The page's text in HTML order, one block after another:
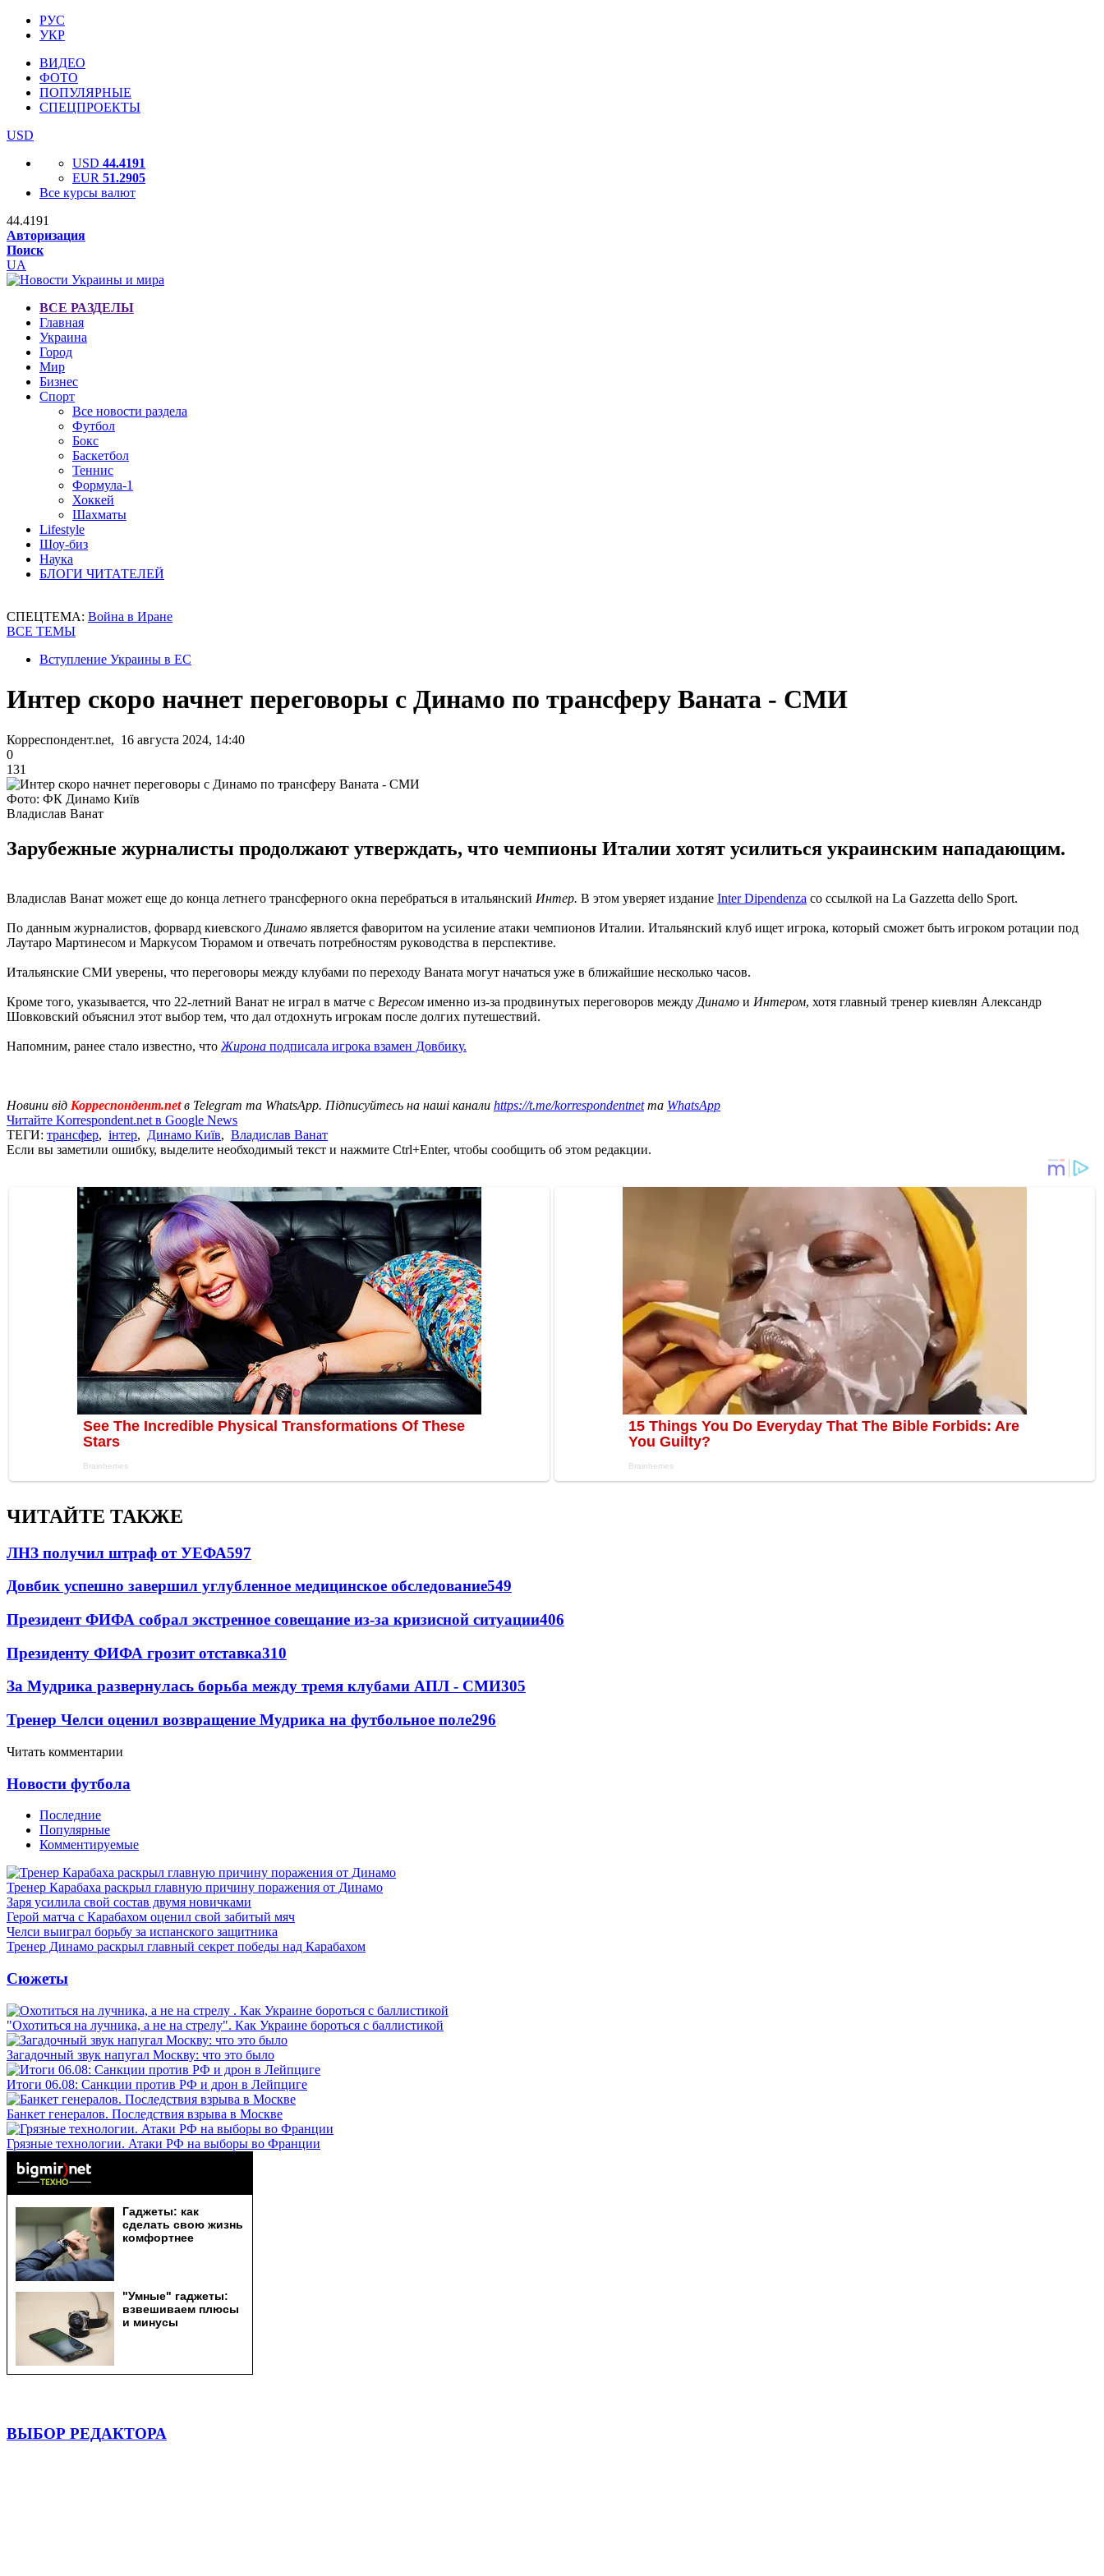
РУС
УКР
ВИДЕО
ФОТО
ПОПУЛЯРНЫЕ
СПЕЦПРОЕКТЫ
USD
USD 44.4191
EUR 51.2905
Все курсы валют
44.4191
Авторизация
Поиск
UA
ВСЕ РАЗДЕЛЫ
Главная
Украина
Город
Мир
Бизнес
Спорт
Все новости раздела
Футбол
Бокс
Баскетбол
Теннис
Формула-1
Хоккей
Шахматы
Lifestyle
Шоу-биз
Наука
БЛОГИ ЧИТАТЕЛЕЙ
СПЕЦТЕМА: Война в Иране
ВСЕ ТЕМЫ
Вступление Украины в ЕС
Интер скоро начнет переговоры с Динамо по трансферу Ваната - СМИ
Корреспондент.net, 16 августа 2024, 14:40
0
131
Фото: ФК Динамо Київ
Владислав Ванат
Зарубежные журналисты продолжают утверждать, что чемпионы Италии хотят усилиться украинским нападающим.
Владислав Ванат может еще до конца летнего трансферного окна перебраться в итальянский Интер. В этом уверяет издание Inter Dipendenza со ссылкой на La Gazzetta dello Sport.
По данным журналистов, форвард киевского Динамо является фаворитом на усиление атаки чемпионов Италии. Итальянский клуб ищет игрока, который сможет быть игроком ротации под
Лаутаро Мартинесом и Маркусом Тюрамом и отвечать потребностям руководства в перспективе.
Итальянские СМИ уверены, что переговоры между клубами по переходу Ваната могут начаться уже в ближайшие несколько часов.
Кроме того, указывается, что 22-летний Ванат не играл в матче с Вересом именно из-за продвинутых переговоров между Динамо и Интером, хотя главный тренер киевлян Александр
Шовковский объяснил этот выбор тем, что дал отдохнуть игрокам после долгих путешествий.
Напомним, ранее стало известно, что Жирона подписала игрока взамен Довбику.
Новини від Корреспондент.netв Telegram та WhatsApp. Підписуйтесь на наші канали https://t.me/korrespondentnetта WhatsApp
Читайте Korrespondent.net в Google News
ТЕГИ: трансфер, інтер, Динамо Київ, Владислав Ванат
Если вы заметили ошибку, выделите необходимый текст и нажмите Ctrl+Enter, чтобы сообщить об этом редакции.
ЧИТАЙТЕ ТАКЖЕ
ЛНЗ получил штраф от УЕФА597
Довбик успешно завершил углубленное медицинское обследование549
Президент ФИФА собрал экстренное совещание из-за кризисной ситуации406
Президенту ФИФА грозит отставка310
За Мудрика развернулась борьба между тремя клубами АПЛ - СМИ305
Тренер Челси оценил возвращение Мудрика на футбольное поле296
Читать комментарии
Новости футбола
Последние
Популярные
Комментируемые
Тренер Карабаха раскрыл главную причину поражения от Динамо
Заря усилила свой состав двумя новичками
Герой матча с Карабахом оценил свой забитый мяч
Челси выиграл борьбу за испанского защитника
Тренер Динамо раскрыл главный секрет победы над Карабахом
Сюжеты
"Охотиться на лучника, а не на стрелу". Как Украине бороться с баллистикой
Загадочный звук напугал Москву: что это было
Итоги 06.08: Санкции против РФ и дрон в Лейпциге
Банкет генералов. Последствия взрыва в Москве
Грязные технологии. Атаки РФ на выборы во Франции
ВЫБОР РЕДАКТОРА